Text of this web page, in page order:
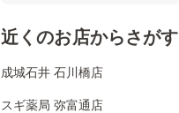
近くのお店からさがす
成城石井 石川橋店
スギ薬局 弥富通店